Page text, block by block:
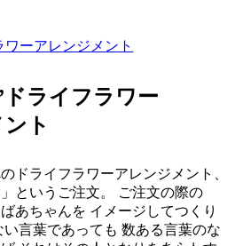
ワーアレンジメント
ライフラワー
ト
ドライフラワーアレンジメント、
というご注文。 ご注文の際の
あちゃんを イメージしてつくり
言葉であっても 数ある言葉のな